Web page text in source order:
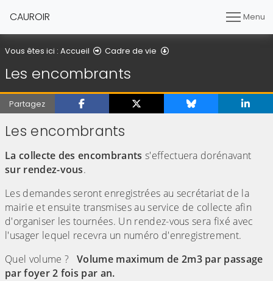
CAUROIR Menu
Vous êtes ici : Accueil Cadre de vie
Les encombrants
Partagez
Les encombrants
La collecte des encombrants s'effectuera dorénavant
sur rendez-vous.
Les demandes seront enregistrées au secrétariat de la
mairie et ensuite transmises au service de collecte afin
d'organiser les tournées. Un rendez-vous sera fixé avec
l'usager lequel recevra un numéro d'enregistrement.
Quel volume ?Volume maximum de 2m3 par passage
par foyer 2 fois par an.